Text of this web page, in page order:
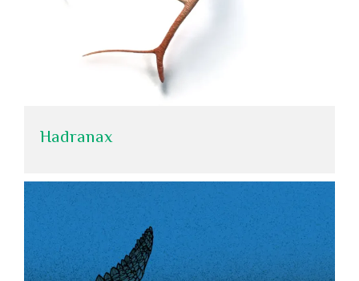
Hadranax